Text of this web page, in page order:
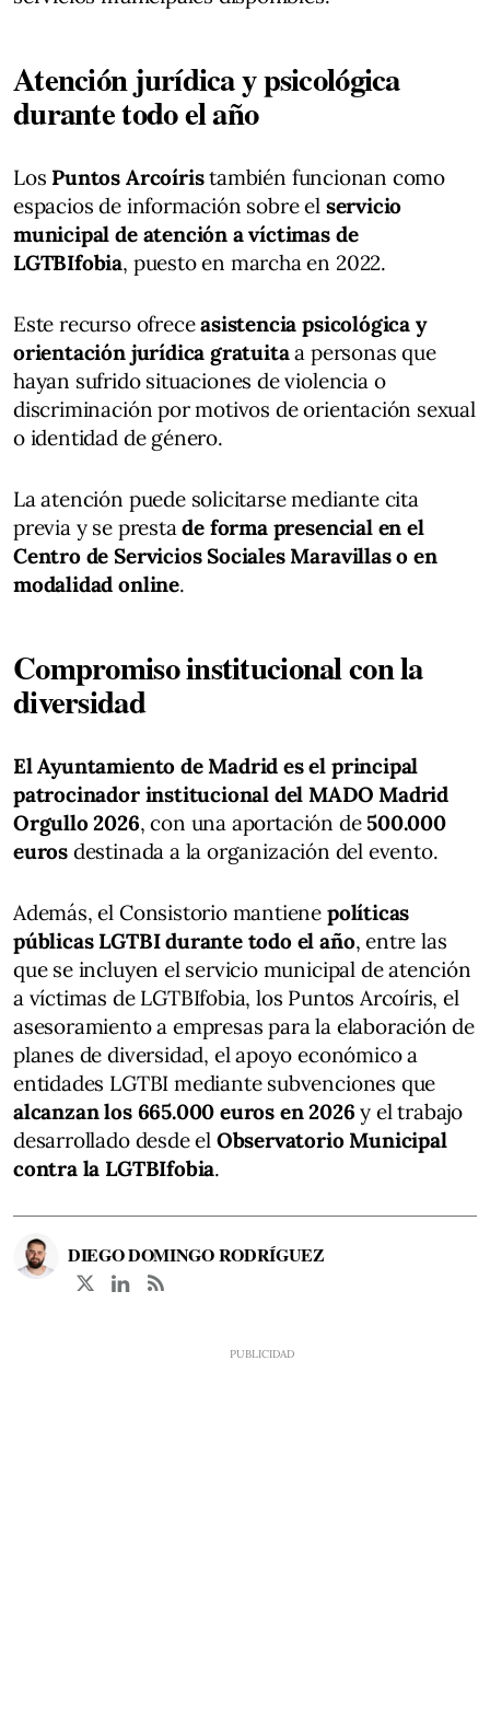
Atención jurídica y psicológica
durante todo el año
Los Puntos Arcoíristambién funcionan como
espacios de información sobre el servicio
municipal de atención a víctimas de
LGTBIfobia, puesto en marcha en 2022.
Este recurso ofreceasistencia psicológica y
orientación jurídica gratuitaa personas que
hayan sufrido situaciones de violencia o
discriminación por motivos de orientación sexual
o identidad de género.
La atención puede solicitarse mediante cita
previa y se prestade forma presencial en el
Centro de Servicios Sociales Maravillas o en
modalidad online.
Compromiso institucional con la
diversidad
El Ayuntamiento de Madrid es el principal
patrocinador institucional del MADO Madrid
Orgullo 2026, con una aportación de500.000
euros destinada a la organización del evento.
Además, el Consistorio mantiene políticas
públicas LGTBI durante todo el año, entre las
que se incluyen el servicio municipal de atención
a víctimas de LGTBIfobia, los Puntos Arcoíris, el
asesoramiento a empresas para la elaboración de
planes de diversidad, el apoyo económico a
entidades LGTBI mediante subvenciones que
alcanzan los 665.000 euros en 2026 y el trabajo
desarrollado desde el Observatorio Municipal
contra la LGTBIfobia.
DIEGO DOMINGO RODRÍGUEZ